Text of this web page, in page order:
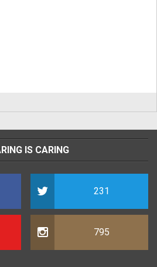
IS CARING
231
795